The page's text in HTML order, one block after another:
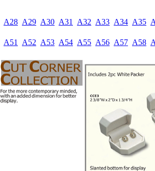
A28 A29 A30 A31 A32 A33 A34 A35
A51 A52 A53 A54 A55 A56 A57 A58